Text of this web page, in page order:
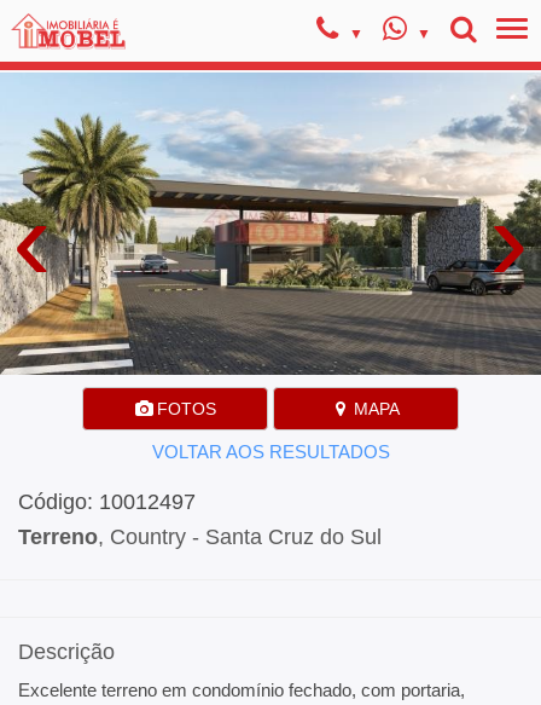
‹ ›
FOTOS MAPA
VOLTAR AOS RESULTADOS
Código: 10012497
Terreno, Country - Santa Cruz do Sul
Descrição
Excelente terreno em condomínio fechado, com portaria,